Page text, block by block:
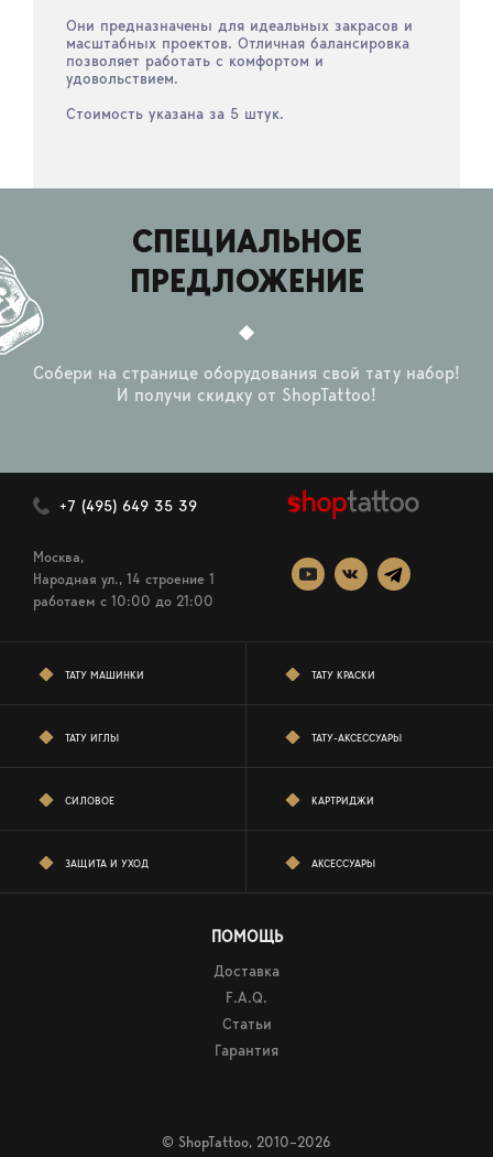
Они предназначены для идеальных закрасов и
масштабных проектов. Отличная балансировка
позволяет работать с комфортом и
удовольствием.
Стоимость указана за 5 штук.
СПЕЦИАЛЬНОЕ
ПРЕДЛОЖЕНИЕ
Собери на странице оборудования свой тату набор!
И получи скидку от ShopTattoo!
+7 (495) 649 35 39
Москва,
Народная ул., 14 строение 1
работаем c 10:00 до 21:00
ТАТУ МАШИНКИ ТАТУ КРАСКИ
ТАТУ ИГЛЫ ТАТУ-АКСЕССУАРЫ
СИЛОВОЕ КАРТРИДЖИ
ЗАЩИТА И УХОД АКСЕССУАРЫ
ПОМОЩЬ
Доставка
F.A.Q.
Статьи
Гарантия
© ShopTattoo, 2010–2026